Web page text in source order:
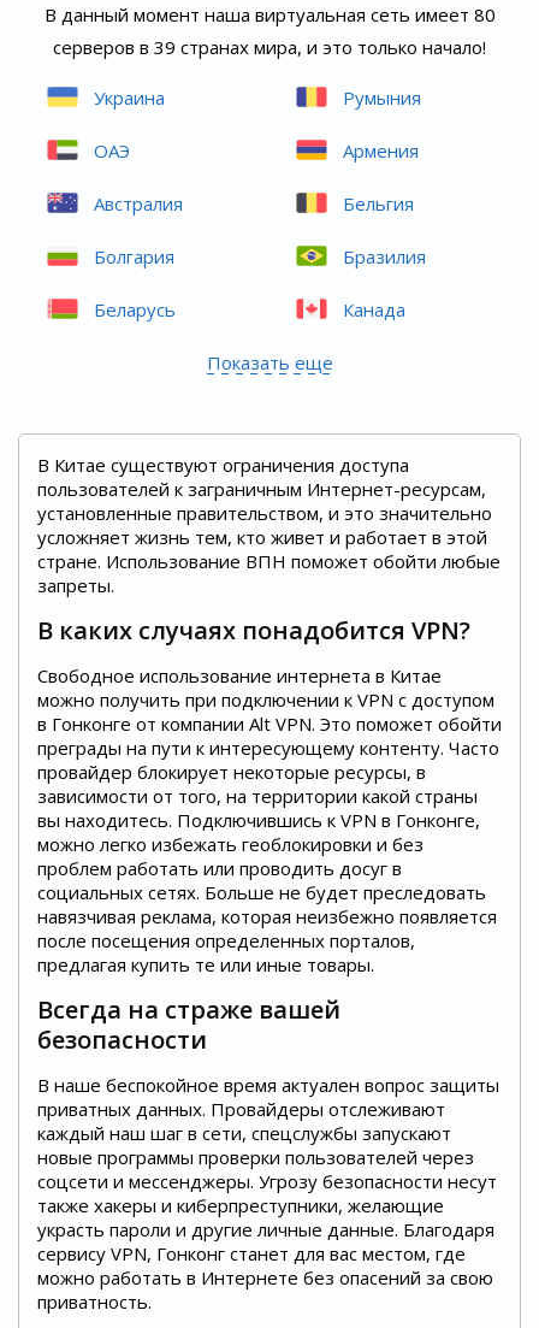
В данный момент наша виртуальная сеть имеет 80
серверов в 39 странах мира, и это только начало!
Украина Румыния
ОАЭ Армения
Австралия Бельгия
Болгария Бразилия
Беларусь Канада
Показать еще
В Китае существуют ограничения доступа
пользователей к заграничным Интернет-ресурсам,
установленные правительством, и это значительно
усложняет жизнь тем, кто живет и работает в этой
стране. Использование ВПН поможет обойти любые
запреты.
В каких случаях понадобится VPN?
Свободное использование интернета в Китае
можно получить при подключении к VPN с доступом
в Гонконге от компании Alt VPN. Это поможет обойти
преграды на пути к интересующему контенту. Часто
провайдер блокирует некоторые ресурсы, в
зависимости от того, на территории какой страны
вы находитесь. Подключившись к VPN в Гонконге,
можно легко избежать геоблокировки и без
проблем работать или проводить досуг в
социальных сетях. Больше не будет преследовать
навязчивая реклама, которая неизбежно появляется
после посещения определенных порталов,
предлагая купить те или иные товары.
Всегда на страже вашей
безопасности
В наше беспокойное время актуален вопрос защиты
приватных данных. Провайдеры отслеживают
каждый наш шаг в сети, спецслужбы запускают
новые программы проверки пользователей через
соцсети и мессенджеры. Угрозу безопасности несут
также хакеры и киберпреступники, желающие
украсть пароли и другие личные данные. Благодаря
сервису VPN, Гонконг станет для вас местом, где
можно работать в Интернете без опасений за свою
приватность.